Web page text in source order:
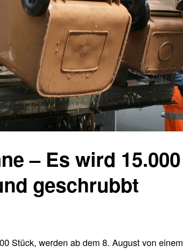
– Es wird 15.000
geschrubbt
Stück, werden ab dem 8. August von einem